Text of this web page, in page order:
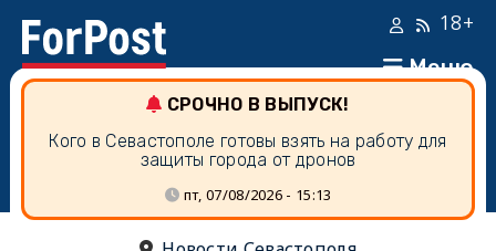
Меню
18+
СРОЧНО В ВЫПУСК!
Кого в Севастополе готовы взять на работу для
защиты города от дронов
пт, 07/08/2026 - 15:13